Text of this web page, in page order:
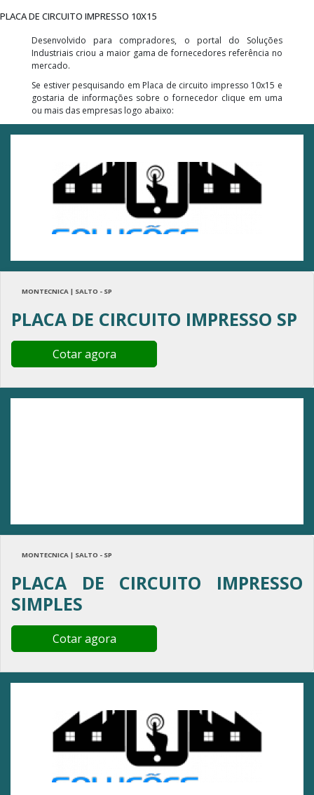
PLACA DE CIRCUITO IMPRESSO 10X15
Desenvolvido para compradores, o portal do Soluções
Industriais criou a maior gama de fornecedores referência no
mercado.
Se estiver pesquisando em Placa de circuito impresso 10x15 e
gostaria de informações sobre o fornecedor clique em uma
ou mais das empresas logo abaixo:
MONTECNICA | SALTO - SP
PLACA DE CIRCUITO IMPRESSO SP
Cotar agora
MONTECNICA | SALTO - SP
PLACA DE CIRCUITO IMPRESSO
SIMPLES
Cotar agora